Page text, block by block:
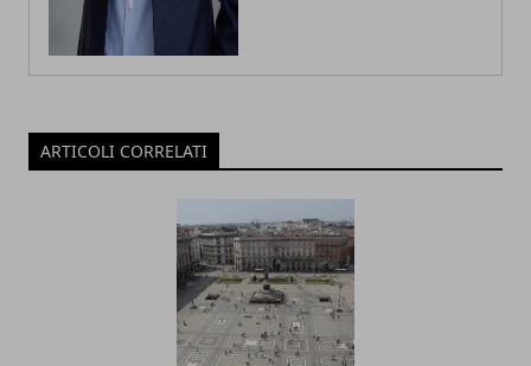
ARTICOLI CORRELATI